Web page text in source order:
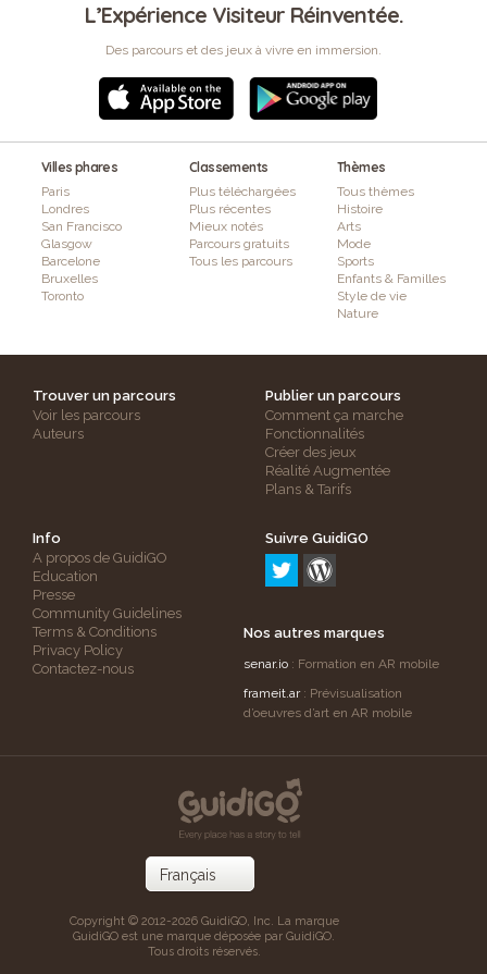
L’Expérience Visiteur Réinventée.
Des parcours et des jeux à vivre en immersion.
Villes phares
Paris
Londres
San Francisco
Glasgow
Barcelone
Bruxelles
Toronto
Classements
Plus téléchargées
Plus récentes
Mieux notés
Parcours gratuits
Tous les parcours
Thèmes
Tous thèmes
Histoire
Arts
Mode
Sports
Enfants & Familles
Style de vie
Nature
Trouver un parcours
Voir les parcours
Auteurs
Publier un parcours
Comment ça marche
Fonctionnalités
Créer des jeux
Réalité Augmentée
Plans & Tarifs
Info
A propos de GuidiGO
Education
Presse
Community Guidelines
Terms & Conditions
Privacy Policy
Contactez-nous
Suivre GuidiGO
Nos autres marques
senar.io : Formation en AR mobile
frameit.ar: Prévisualisation
d’oeuvres d’art en AR mobile
Copyright © 2012-2026 GuidiGO, Inc. La marque
GuidiGO est une marque déposée par GuidiGO.
Tous droits réservés.